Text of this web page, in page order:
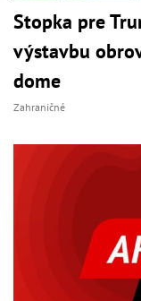
Stopka pre
výstavbu
dome
Zahraničné